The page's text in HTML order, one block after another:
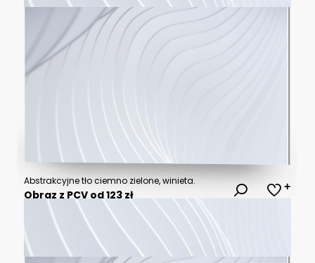
Abstrakcyjne tło ciemno zielone, winieta.
Obraz z PCV od 123 zł